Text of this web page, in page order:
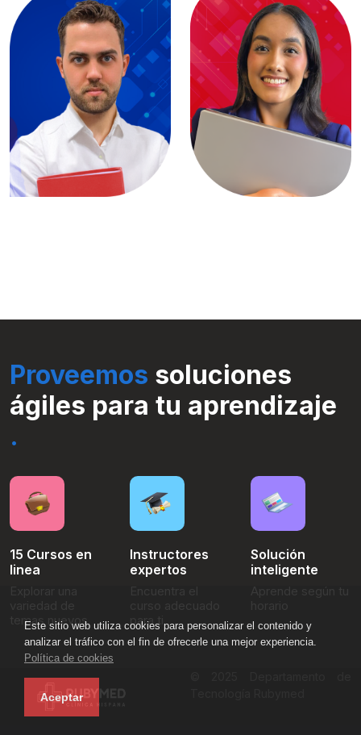
Este sitio web utiliza cookies para personalizar el contenido y
analizar el tráfico con el fin de ofrecerle una mejor experiencia.
Política de cookies
Aceptar
Proveemos soluciones
ágiles para tu aprendizaje
.
15 Cursos en
linea
temas nuevos
Instructores
expertos
para ti
Solución
inteligente